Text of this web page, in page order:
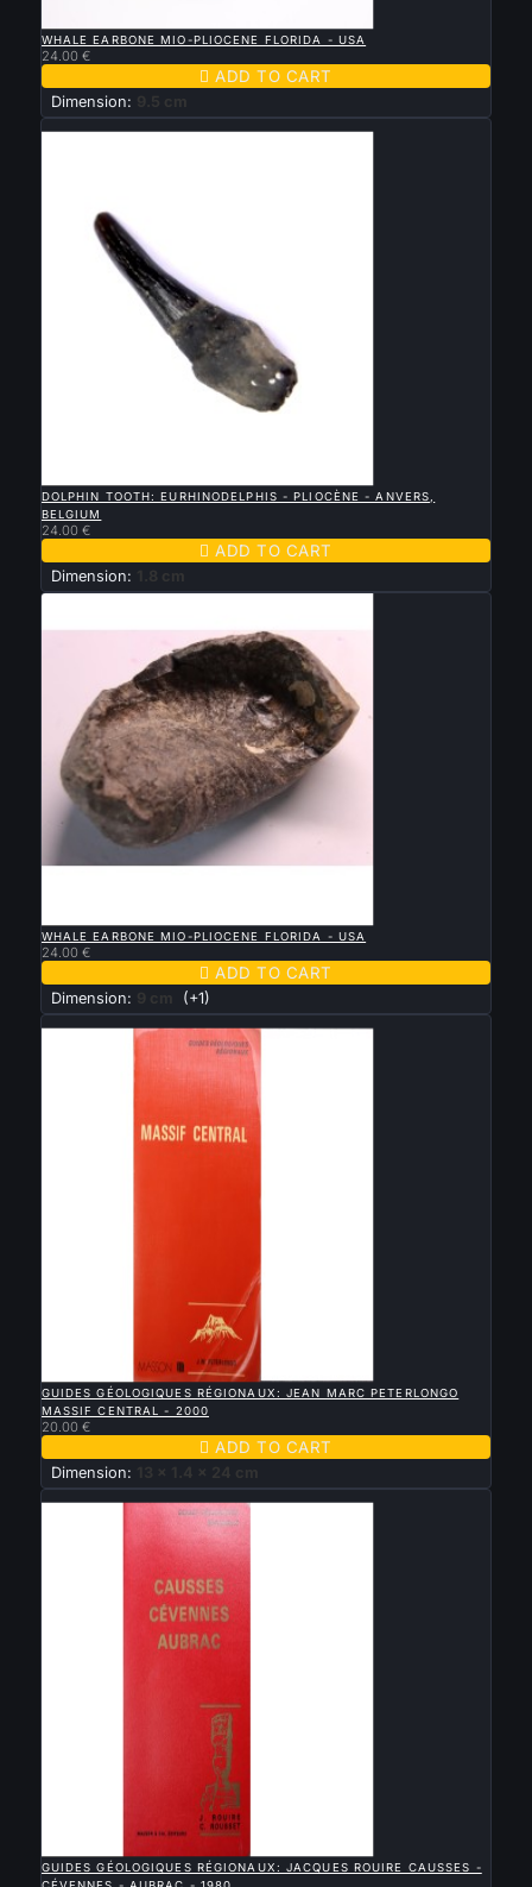
WHALE EARBONE MIO-PLIOCENE FLORIDA - USA
24.00 €
 ADD TO CART
Dimension: 9.5 cm
New
DOLPHIN TOOTH: EURHINODELPHIS - PLIOCÈNE - ANVERS,
BELGIUM
24.00 €
 ADD TO CART
Dimension: 1.8 cm
WHALE EARBONE MIO-PLIOCENE FLORIDA - USA
24.00 €
 ADD TO CART
Dimension: 9 cm (+1)
New
QUICK VIEW
GUIDES GÉOLOGIQUES RÉGIONAUX: JEAN MARC PETERLONGO
MASSIF CENTRAL - 2000
20.00 €
 ADD TO CART
Dimension: 13 x 1.4 x 24 cm
New
GUIDES GÉOLOGIQUES RÉGIONAUX: JACQUES ROUIRE CAUSSES -